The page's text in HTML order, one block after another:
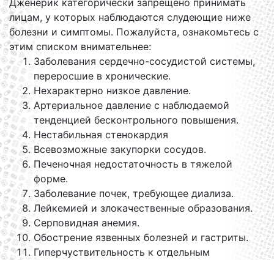
Дженерик категорически запрещено принимать
лицам, у которых наблюдаются слудеющие ниже
болезни и симптомы. Пожалуйста, ознакомьтесь с
этим списком внимательнее:
Заболевания сердечно-сосудистой системы,
переросшие в хронические.
Нехарактерно низкое давление.
Артериальное давление с наблюдаемой
тенденцией бесконтрольного повышения.
Нестабильная стенокардия
Всевозможные закупорки сосудов.
Печеночная недостаточность в тяжелой
форме.
Заболевание почек, требующее диализа.
Лейкемией и злокачественные образования.
Серповидная анемия.
Обострение язвенных болезней и гастриты.
Гиперчуствительность к отдельным